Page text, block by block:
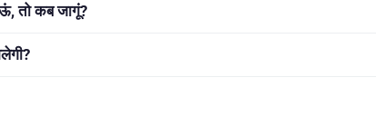
तो कब जागूं?